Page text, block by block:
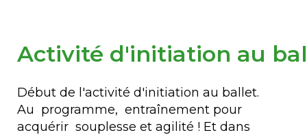
Activité d'initiation au
Début de l'activité d'initiation au ballet.
Au programme, entraînement pour
acquérir souplesse et agilité ! Et dans